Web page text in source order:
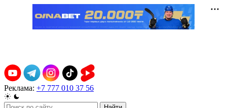
Реклама: +7 777 010 37 56